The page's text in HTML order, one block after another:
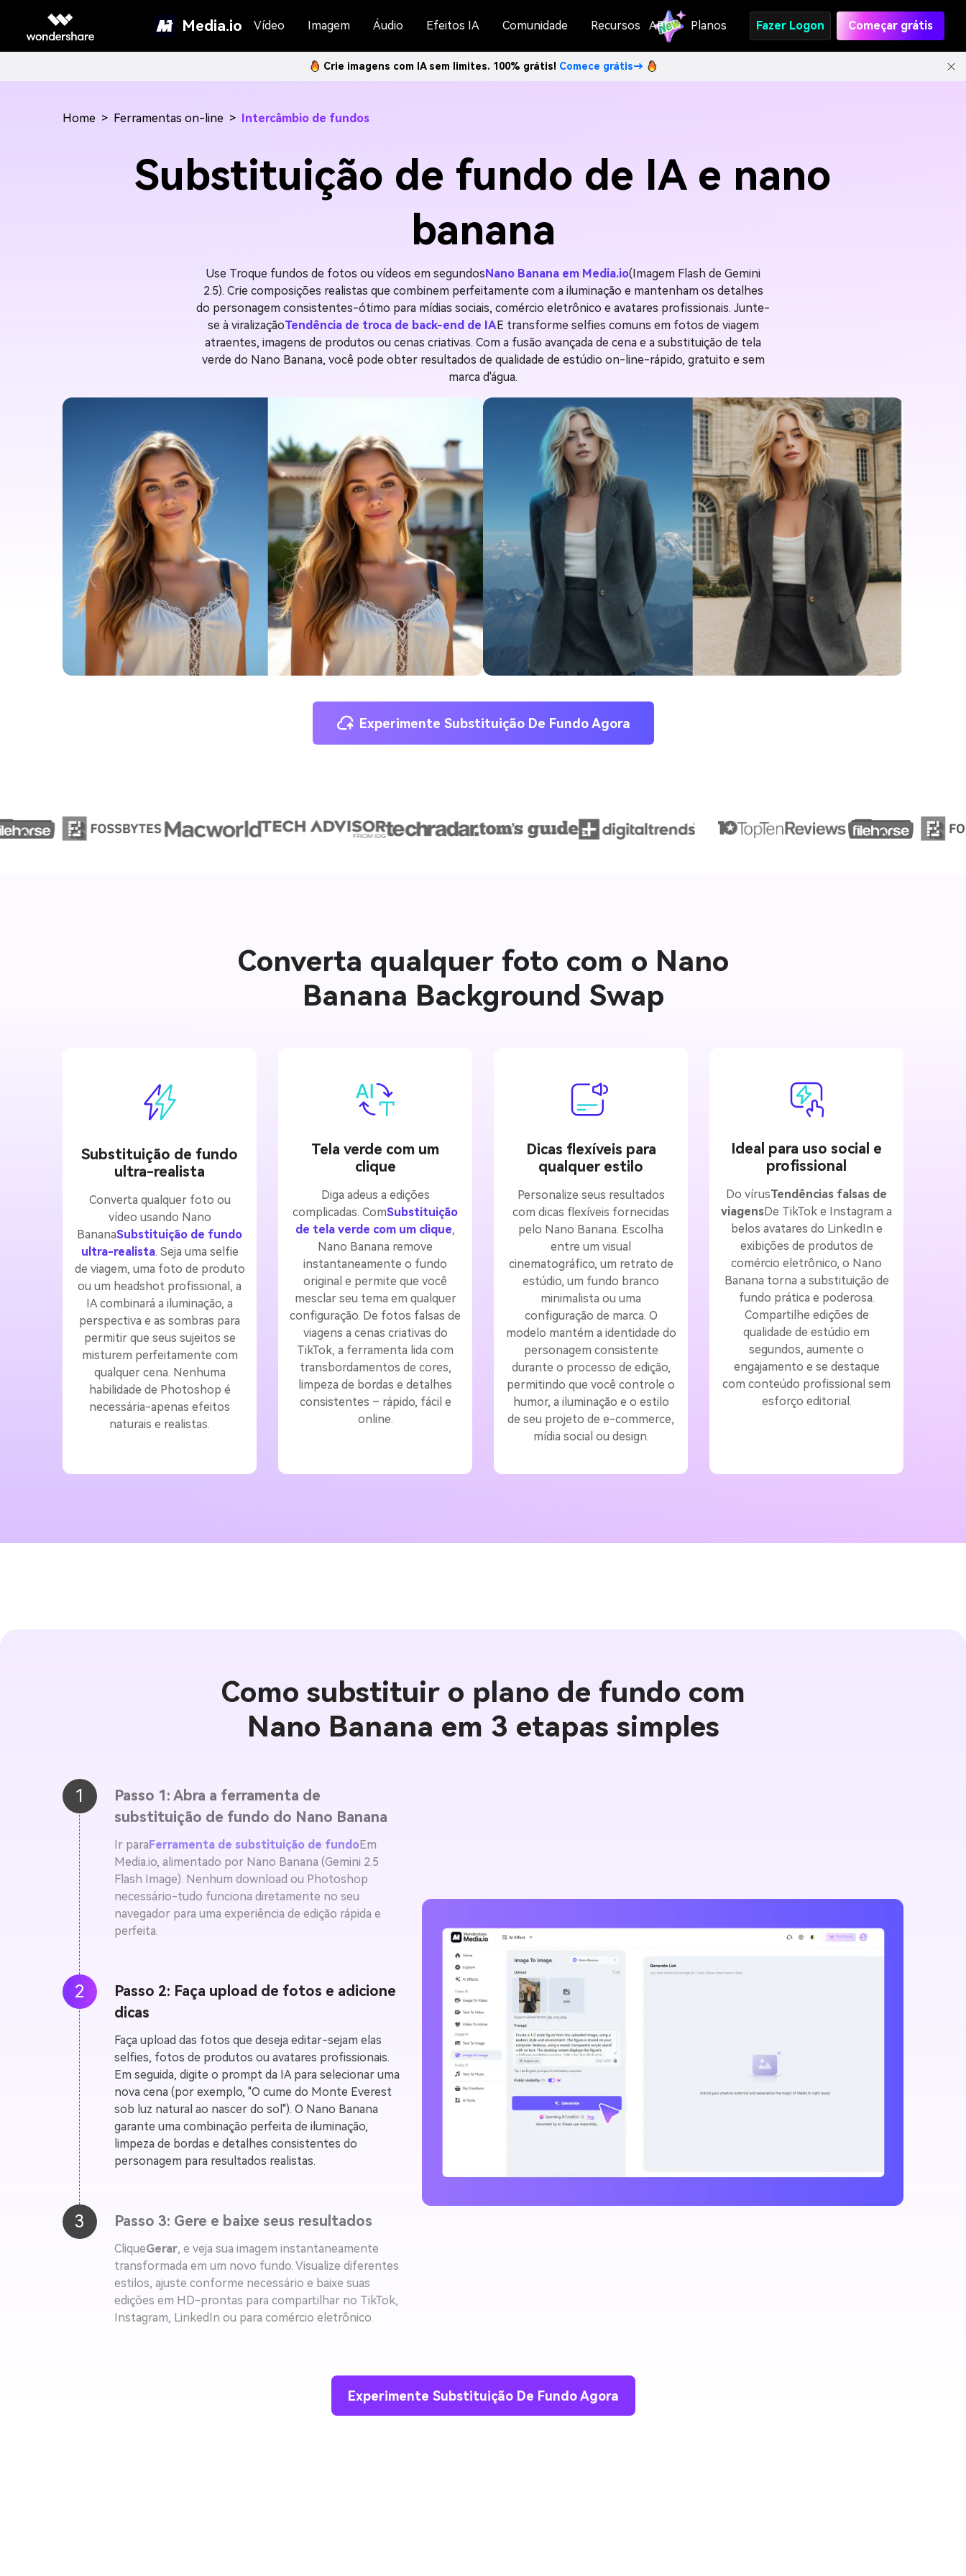
Media.io Vídeo Imagem Áudio Efeitos IA Comunidade Recursos API Planos Fazer Logon Começar grátis
Crie imagens com IA sem limites. 100% grátis! Comece grátis→
Home > Ferramentas on-line > Intercâmbio de fundos
Substituição de fundo de IA e nano
banana
Use Troque fundos de fotos ou vídeos em segundosNano Banana em Media.io(Imagem Flash de Gemini
2.5). Crie composições realistas que combinem perfeitamente com a iluminação e mantenham os detalhes
do personagem consistentes-ótimo para mídias sociais, comércio eletrônico e avatares profissionais. Junte-
se à viralizaçãoTendência de troca de back-end de IAE transforme selfies comuns em fotos de viagem
atraentes, imagens de produtos ou cenas criativas. Com a fusão avançada de cena e a substituição de tela
verde do Nano Banana, você pode obter resultados de qualidade de estúdio on-line-rápido, gratuito e sem
marca d'água.
Experimente Substituição De Fundo Agora
Converta qualquer foto com o Nano
Banana Background Swap
Substituição de fundo
ultra-realista
Converta qualquer foto ou
vídeo usando Nano
BananaSubstituição de fundo
ultra-realista. Seja uma selfie
de viagem, uma foto de produto
ou um headshot profissional, a
IA combinará a iluminação, a
perspectiva e as sombras para
permitir que seus sujeitos se
misturem perfeitamente com
qualquer cena. Nenhuma
habilidade de Photoshop é
necessária-apenas efeitos
naturais e realistas.
Tela verde com um
clique
Diga adeus a edições
complicadas. ComSubstituição
de tela verde com um clique,
Nano Banana remove
instantaneamente o fundo
original e permite que você
mesclar seu tema em qualquer
configuração. De fotos falsas de
viagens a cenas criativas do
TikTok, a ferramenta lida com
transbordamentos de cores,
limpeza de bordas e detalhes
consistentes – rápido, fácil e
online.
Dicas flexíveis para
qualquer estilo
Personalize seus resultados
com dicas flexíveis fornecidas
pelo Nano Banana. Escolha
entre um visual
cinematográfico, um retrato de
estúdio, um fundo branco
minimalista ou uma
configuração de marca. O
modelo mantém a identidade do
personagem consistente
durante o processo de edição,
permitindo que você controle o
humor, a iluminação e o estilo
de seu projeto de e-commerce,
mídia social ou design.
Ideal para uso social e
profissional
Do vírusTendências falsas de
viagensDe TikTok e Instagram a
belos avatares do LinkedIn e
exibições de produtos de
comércio eletrônico, o Nano
Banana torna a substituição de
fundo prática e poderosa.
Compartilhe edições de
qualidade de estúdio em
segundos, aumente o
engajamento e se destaque
com conteúdo profissional sem
esforço editorial.
Como substituir o plano de fundo com
Nano Banana em 3 etapas simples
1
Passo 1: Abra a ferramenta de
substituição de fundo do Nano Banana
Ir paraFerramenta de substituição de fundoEm
Media.io, alimentado por Nano Banana (Gemini 2.5
Flash Image). Nenhum download ou Photoshop
necessário-tudo funciona diretamente no seu
navegador para uma experiência de edição rápida e
perfeita.
2
Passo 2: Faça upload de fotos e adicione
dicas
Faça upload das fotos que deseja editar-sejam elas
selfies, fotos de produtos ou avatares profissionais.
Em seguida, digite o prompt da IA para selecionar uma
nova cena (por exemplo, "O cume do Monte Everest
sob luz natural ao nascer do sol"). O Nano Banana
garante uma combinação perfeita de iluminação,
limpeza de bordas e detalhes consistentes do
personagem para resultados realistas.
3 Passo 3: Gere e baixe seus resultados
CliqueGerar, e veja sua imagem instantaneamente
transformada em um novo fundo. Visualize diferentes
estilos, ajuste conforme necessário e baixe suas
edições em HD-prontas para compartilhar no TikTok,
Instagram, LinkedIn ou para comércio eletrônico.
Experimente Substituição De Fundo Agora